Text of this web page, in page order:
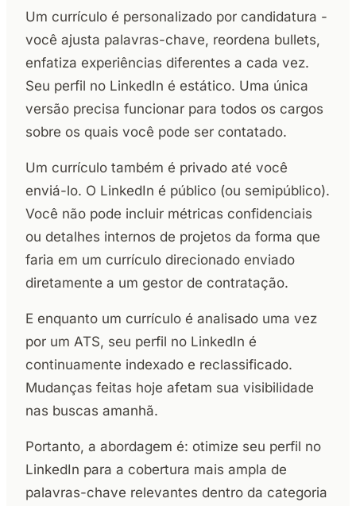
Um currículo é personalizado por candidatura -
você ajusta palavras-chave, reordena bullets,
enfatiza experiências diferentes a cada vez.
Seu perfil no LinkedIn é estático. Uma única
versão precisa funcionar para todos os cargos
sobre os quais você pode ser contatado.
Um currículo também é privado até você
enviá-lo. O LinkedIn é público (ou semipúblico).
Você não pode incluir métricas confidenciais
ou detalhes internos de projetos da forma que
faria em um currículo direcionado enviado
diretamente a um gestor de contratação.
E enquanto um currículo é analisado uma vez
por um ATS, seu perfil no LinkedIn é
continuamente indexado e reclassificado.
Mudanças feitas hoje afetam sua visibilidade
nas buscas amanhã.
Portanto, a abordagem é: otimize seu perfil no
LinkedIn para a cobertura mais ampla de
palavras-chave relevantes dentro da categoria